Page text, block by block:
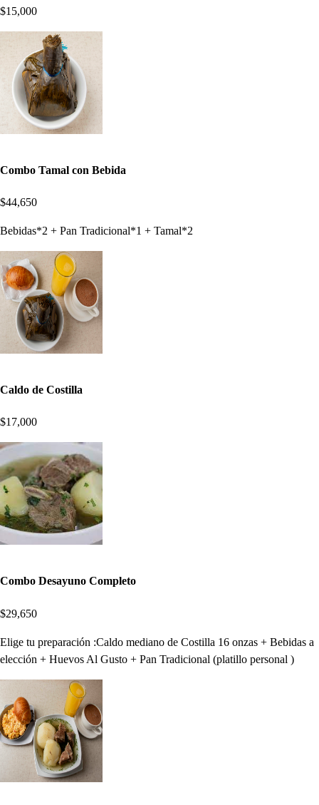
$15,000
Combo Tamal con Bebida
$44,650
Bebidas*2 + Pan Tradicional*1 + Tamal*2
Caldo de Costilla
$17,000
Combo Desayuno Completo
$29,650
Elige tu preparación :Caldo mediano de Costilla 16 onzas + Bebidas a
elección + Huevos Al Gusto + Pan Tradicional (platillo personal )